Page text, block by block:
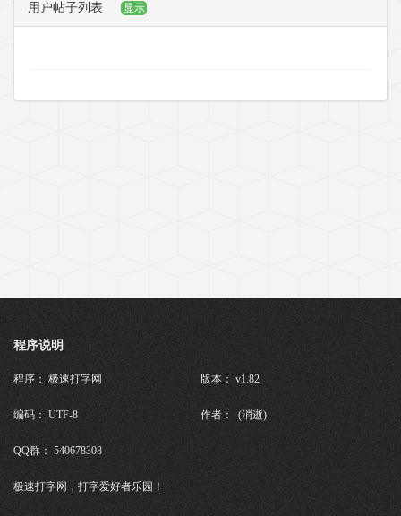
用户帖子列表 显示
程序说明
程序： 极速打字网 版本： v1.82
编码： UTF-8 作者： (消逝)
QQ群： 540678308
极速打字网，打字爱好者乐园！